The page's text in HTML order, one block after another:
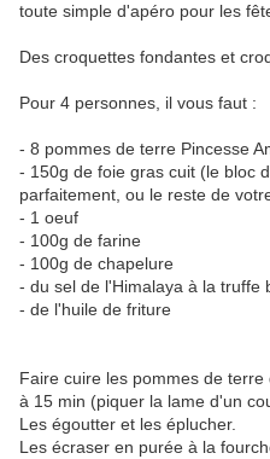
toute simple d'apéro pour les
Des croquettes fondantes et
Pour 4 personnes, il vous faut :
- 8 pommes de terre Pincesse
- 150g de foie gras cuit (le bloc
parfaitement, ou le reste de
- 1 oeuf
- 100g de farine
- 100g de chapelure
- du sel de l'Himalaya à la
- de l'huile de friture
Faire cuire les pommes de
à 15 min (piquer la lame d'un
Les égoutter et les éplucher.
Les écraser en purée à la